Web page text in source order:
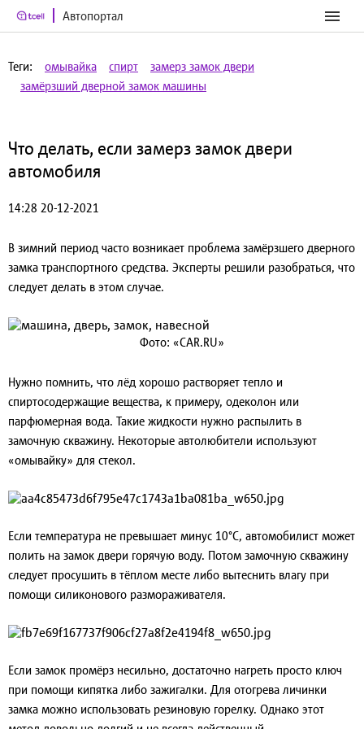
Автопортал
Теги: омывайка спирт
замерз замок двери
замёрзший дверной замок машины
Что делать, если замерз замок двери
автомобиля
14:28 20-12-2021
В зимний период часто возникает проблема замёрзшего дверного
замка транспортного средства. Эксперты решили разобраться, что
следует делать в этом случае.
Фото: «CAR.RU»
Нужно помнить, что лёд хорошо растворяет тепло и
спиртосодержащие вещества, к примеру, одеколон или
парфюмерная вода. Такие жидкости нужно распылить в
замочную скважину. Некоторые автолюбители используют
«омывайку» для стекол.
Если температура не превышает минус 10°C, автомобилист может
полить на замок двери горячую воду. Потом замочную скважину
следует просушить в тёплом месте либо вытеснить влагу при
помощи силиконового размораживателя.
Если замок промёрз несильно, достаточно нагреть просто ключ
при помощи кипятка либо зажигалки. Для отогрева личинки
замка можно использовать резиновую горелку. Однако этот